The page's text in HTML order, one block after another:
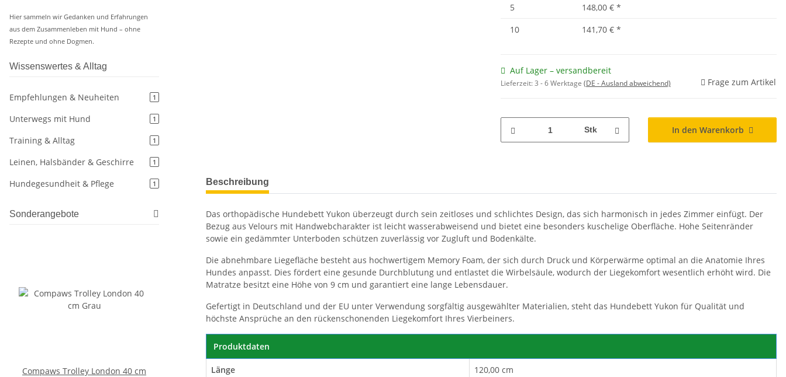
5
148,00 € *
10
141,70 € *
Auf Lager – versandbereit
Lieferzeit:3 - 6 Werktage (DE - Ausland abweichend) Frage zum Artikel
Stk In den Warenkorb
weitere Registerkarten anzeigen
Beschreibung
Das orthopädische Hundebett Yukon überzeugt durch sein zeitloses und schlichtes Design, das sich harmonisch in jedes Zimmer einfügt. Der
Bezug aus Velours mit Handwebcharakter ist leicht wasserabweisend und bietet eine besonders kuschelige Oberfläche. Hohe Seitenränder
sowie ein gedämmter Unterboden schützen zuverlässig vor Zugluft und Bodenkälte.
Die abnehmbare Liegefläche besteht aus hochwertigem Memory Foam, der sich durch Druck und Körperwärme optimal an die Anatomie Ihres
Hundes anpasst. Dies fördert eine gesunde Durchblutung und entlastet die Wirbelsäule, wodurch der Liegekomfort wesentlich erhöht wird. Die
Matratze besitzt eine Höhe von 9 cm und garantiert eine lange Lebensdauer.
Gefertigt in Deutschland und der EU unter Verwendung sorgfältig ausgewählter Materialien, steht das Hundebett Yukon für Qualität und
höchste Ansprüche an den rückenschonenden Liegekomfort Ihres Vierbeiners.
Produktdaten
Länge
120,00 cm
Hier sammeln wir Gedanken und Erfahrungen
aus dem Zusammenleben mit Hund – ohne
Rezepte und ohne Dogmen.
Wissenswertes & Alltag
Empfehlungen & Neuheiten 1
Unterwegs mit Hund 1
Training & Alltag 1
Leinen, Halsbänder & Geschirre 1
Hundegesundheit & Pflege 1
Sonderangebote
Compaws Trolley London 40 cm
Pawise Pet Trolley Bag